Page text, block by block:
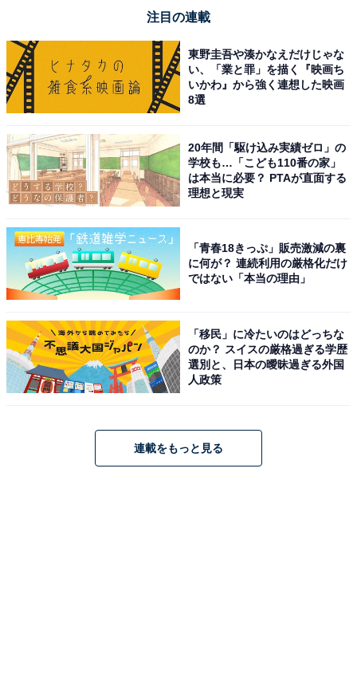
注目の連載
東野圭吾や湊かなえだけじゃな
い、「業と罪」を描く『映画ち
いかわ』から強く連想した映画
8選
20年間「駆け込み実績ゼロ」の
学校も…「こども110番の家」
は本当に必要？ PTAが直面する
理想と現実
「青春18きっぷ」販売激減の裏
に何が？ 連続利用の厳格化だけ
ではない「本当の理由」
「移民」に冷たいのはどっちな
のか？ スイスの厳格過ぎる学歴
選別と、日本の曖昧過ぎる外国
人政策
連載をもっと見る